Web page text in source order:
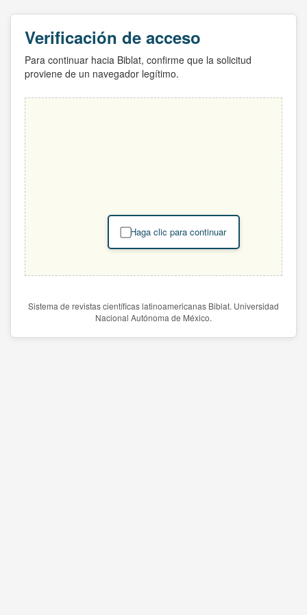
Verificación de acceso
Para continuar hacia Biblat, confirme que la solicitud
proviene de un navegador legítimo.
Haga clic para continuar
Sistema de revistas científicas latinoamericanas Biblat. Universidad
Nacional Autónoma de México.